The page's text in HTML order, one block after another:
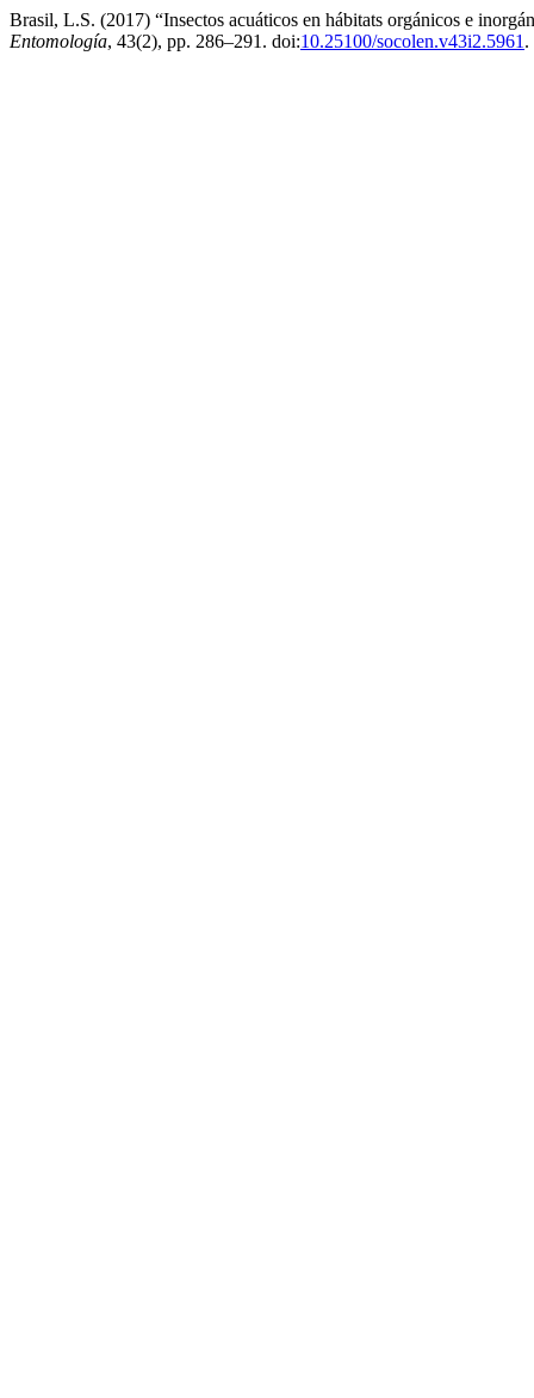
Brasil, L.S. (2017) “Insectos acuáticos en hábitats orgánicos e
Entomología, 43(2), pp. 286–291. doi:10.25100/socolen.v43i2.5961 .